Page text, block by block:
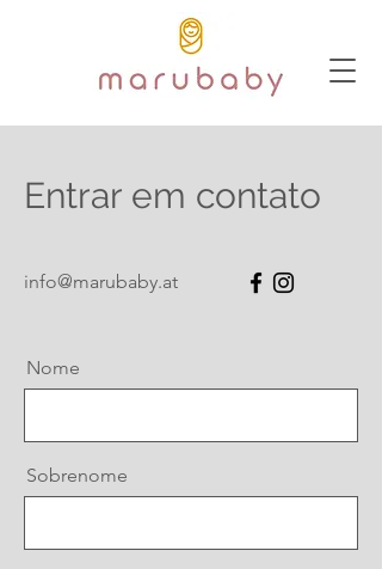
Entrar em contato
info@marubaby.at
Nome
Sobrenome